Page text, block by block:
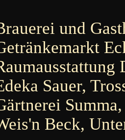
und
Sauer,
Beck,